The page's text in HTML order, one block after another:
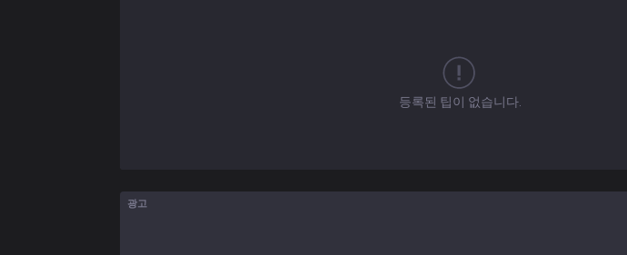
등록된 팁이 없습니다.
광고